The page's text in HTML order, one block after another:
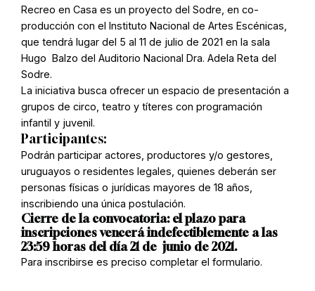
Recreo en Casa es un proyecto del Sodre, en co-
producción con el Instituto Nacional de Artes Escénicas,
que tendrá lugar del 5 al 11 de julio de 2021 en la sala
Hugo Balzo del Auditorio Nacional Dra. Adela Reta del
Sodre.
La iniciativa busca ofrecer un espacio de presentación a
grupos de circo, teatro y títeres con programación
infantil y juvenil.
Participantes:
Podrán participar actores, productores y/o gestores,
uruguayos o residentes legales, quienes deberán ser
personas físicas o jurídicas mayores de 18 años,
inscribiendo una única postulación.
Cierre de la convocatoria: el plazo para
inscripciones vencerá indefectiblemente a las
23:59 horas del día 21 de junio de 2021.
Para inscribirse es preciso completar el formulario.